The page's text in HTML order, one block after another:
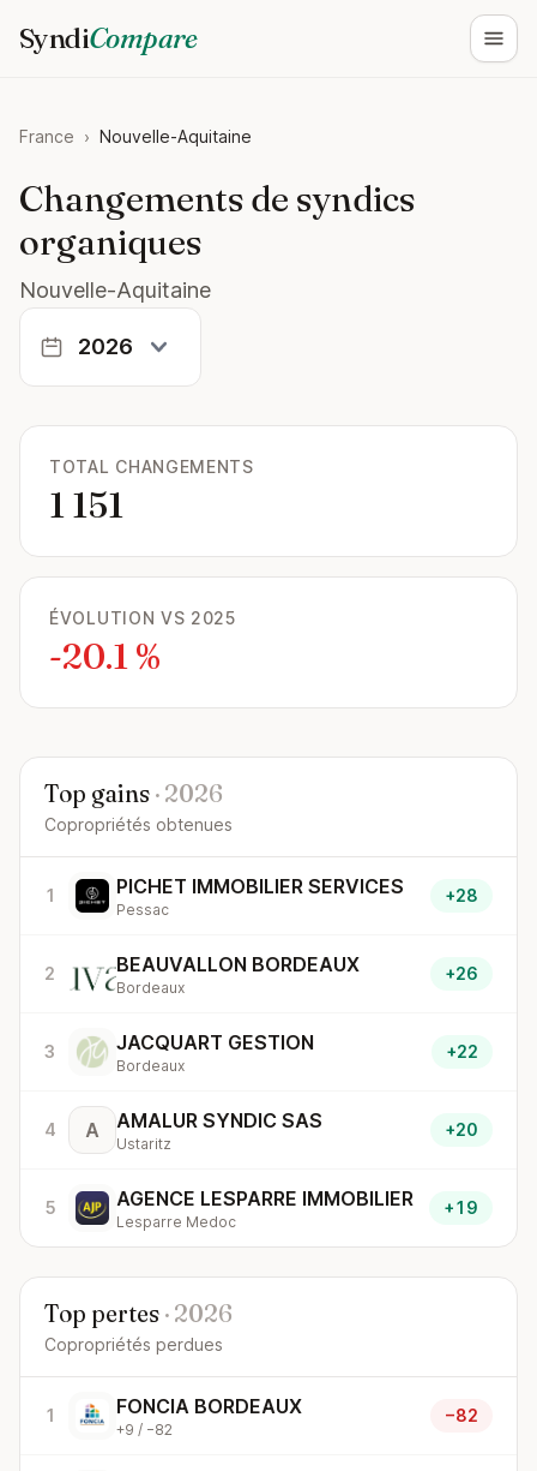
SyndiCompare
France › Nouvelle-Aquitaine
Changements de syndics
organiques
Nouvelle-Aquitaine
TOTAL CHANGEMENTS
1 151
ÉVOLUTION VS 2025
-20.1 %
Top gains · 2026
Copropriétés obtenues
1 PICHET IMMOBILIER SERVICES
Pessac
+28
2 BEAUVALLON BORDEAUX
Bordeaux
+26
3 JACQUART GESTION
Bordeaux
+22
4 A AMALUR SYNDIC SAS
Ustaritz
+20
5 AGENCE LESPARRE IMMOBILIER
Lesparre Medoc
+19
Top pertes · 2026
Copropriétés perdues
1 FONCIA BORDEAUX
+9 / −82
−82